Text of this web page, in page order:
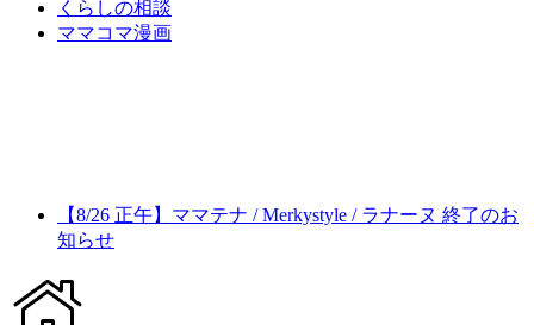
くらしの相談
ママコマ漫画
【8/26 正午】ママテナ / Merkystyle / ラナーヌ 終了のお
知らせ